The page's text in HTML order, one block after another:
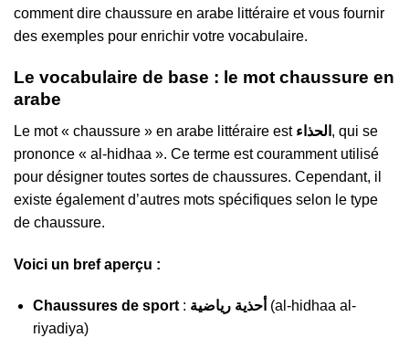
comment dire chaussure en arabe littéraire et vous fournir
des exemples pour enrichir votre vocabulaire.
Le vocabulaire de base : le mot chaussure en
arabe
Le mot « chaussure » en arabe littéraire est الحذاء , qui se
prononce « al-hidhaa ». Ce terme est couramment utilisé
pour désigner toutes sortes de chaussures. Cependant, il
existe également d’autres mots spécifiques selon le type
de chaussure.
Voici un bref aperçu :
Chaussures de sport:
(al-hidhaa al-
riyadiya)